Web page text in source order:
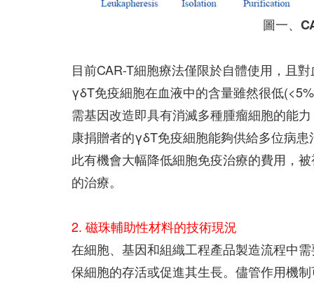
圖一、
目前CAR-T細胞療法僅限於自體使用，且
γδT免疫細胞在血液中的含量雖然很低
需基因改造即具有消滅多種腫瘤細胞的能
康捐贈者的γδT免疫細胞能夠供給多位病
此有機會大幅降低細胞免疫治療的費用，
的治療。
2. 磁珠輔助性材料的技術現況
在細胞、基因和組織工程產品製造流程中
保細胞的存活或促進其生長。儘管作用機